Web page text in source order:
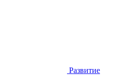
Развитие